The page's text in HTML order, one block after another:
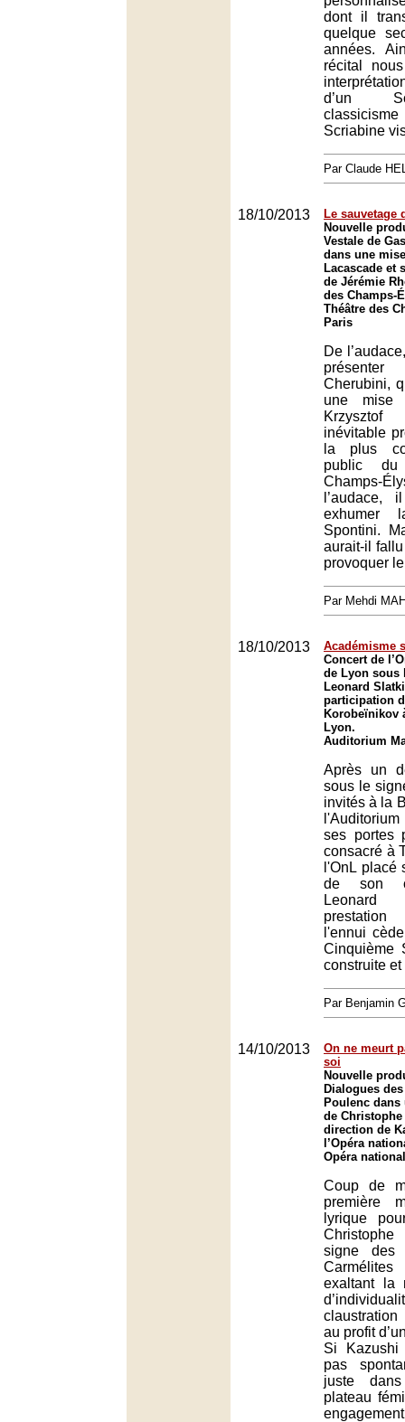
dont il
quelque
années.
récital
d’un
Scriabine
Par Claude
18/10/2013
Le sauvetage
Nouvelle
Vestale de
dans une
Lacascade et
de Jérémie
des Champs-
Théâtre des
Paris
De
Cherubini,
une
inévitable
la plus
public
exhumer
Spontini.
aurait-il
provoquer
Par Mehdi
18/10/2013
Académisme
Concert de
de Lyon sous
Leonard
participation
Korobeïnikov
Lyon.
Auditorium
Après un
sous le
invités à la
ses portes
consacré à
l'OnL placé
de son
Leonard
prestation
l'ennui
Cinquième
construite
Par Benjamin
14/10/2013
On ne meurt
soi
Nouvelle
Dialogues
Poulenc dans
de
direction de
l’Opéra
Opéra
Coup de
première
lyrique
signe des
exaltant la
au profit
Si
pas
juste
plateau